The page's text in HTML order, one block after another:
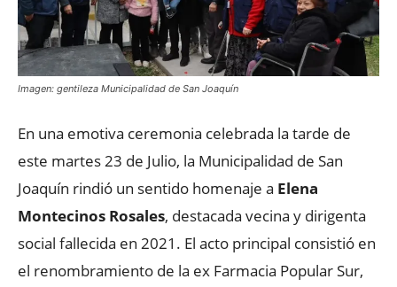
Imagen: gentileza Municipalidad de San Joaquín
En una emotiva ceremonia celebrada la tarde de
este martes 23 de Julio, la Municipalidad de San
Joaquín rindió un sentido homenaje a Elena
Montecinos Rosales, destacada vecina y dirigenta
social fallecida en 2021. El acto principal consistió en
el renombramiento de la ex Farmacia Popular Sur,